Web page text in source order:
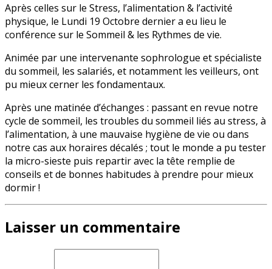
Après celles sur le Stress, l’alimentation & l’activité
physique, le Lundi 19 Octobre dernier a eu lieu le
conférence sur le Sommeil & les Rythmes de vie.
Animée par une intervenante sophrologue et spécialiste
du sommeil, les salariés, et notamment les veilleurs, ont
pu mieux cerner les fondamentaux.
Après une matinée d’échanges : passant en revue notre
cycle de sommeil, les troubles du sommeil liés au stress, à
l’alimentation, à une mauvaise hygiène de vie ou dans
notre cas aux horaires décalés ; tout le monde a pu tester
la micro-sieste puis repartir avec la tête remplie de
conseils et de bonnes habitudes à prendre pour mieux
dormir !
Laisser un commentaire